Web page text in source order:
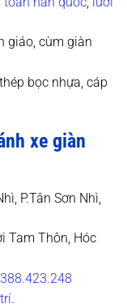
giáo, cùm giàn
bọc nhựa, cáp
xe giàn
P.Tân Sơn Nhì,
Tam Thôn, Hóc